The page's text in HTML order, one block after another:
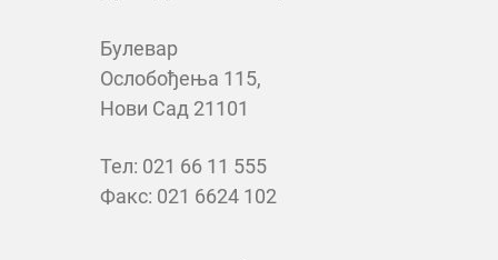
Булевар
Ослобођења 115,
Нови Сад 21101
Тел: 021 66 11 555
Факс: 021 6624 102